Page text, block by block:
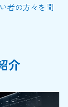
者の方々を間
介